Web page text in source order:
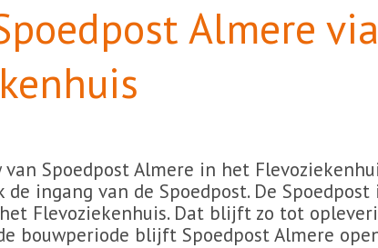
Almere
van Spoedpost Almere in het
ingang van de Spoedpost. De
Flevoziekenhuis. Dat blijft zo tot
bouwperiode blijft Spoedpost Almere